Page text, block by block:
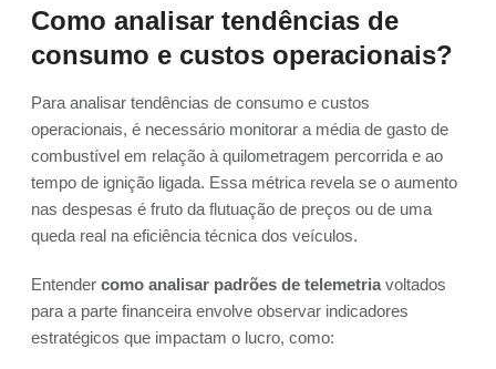
Como analisar tendências de
consumo e custos operacionais?
Para analisar tendências de consumo e custos
operacionais, é necessário monitorar a média de gasto de
combustível em relação à quilometragem percorrida e ao
tempo de ignição ligada. Essa métrica revela se o aumento
nas despesas é fruto da flutuação de preços ou de uma
queda real na eficiência técnica dos veículos.
Entender como analisar padrões de telemetriavoltados
para a parte financeira envolve observar indicadores
estratégicos que impactam o lucro, como: